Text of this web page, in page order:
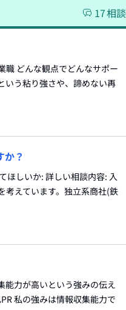
17相談
職 どんな観点でどんなサポー
いう粘り強さや、諦めない再
？
ほしいか: 詳しい相談内容: 入
考えています。独立系商社(鉄
能力が高いという強みの伝え
私の強みは情報収集能力で